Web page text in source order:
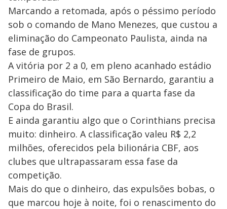
Marcando a retomada, após o péssimo período
sob o comando de Mano Menezes, que custou a
eliminação do Campeonato Paulista, ainda na
fase de grupos.
A vitória por 2 a 0, em pleno acanhado estádio
Primeiro de Maio, em São Bernardo, garantiu a
classificação do time para a quarta fase da
Copa do Brasil.
E ainda garantiu algo que o Corinthians precisa
muito: dinheiro. A classificação valeu R$ 2,2
milhões, oferecidos pela bilionária CBF, aos
clubes que ultrapassaram essa fase da
competição.
Mais do que o dinheiro, das expulsões bobas, o
que marcou hoje à noite, foi o renascimento do